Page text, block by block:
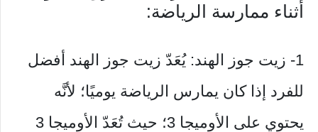
أثناء ممارسة الرياضة:
1- زيت جوز الهند: يُعَدّ زيت جوز الهند أفضل
للفرد إذا كان يمارس الرياضة يوميًا؛ لأنَّه
يحتوي على الأوميجا 3؛ حيث تُعَدّ الأوميجا 3